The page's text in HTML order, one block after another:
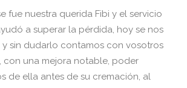
fue nuestra querida Fibi y el servicio
a superar la pérdida, hoy se nos
y sin dudarlo contamos con vosotros
con una mejora notable, poder
de ella antes de su cremación, al